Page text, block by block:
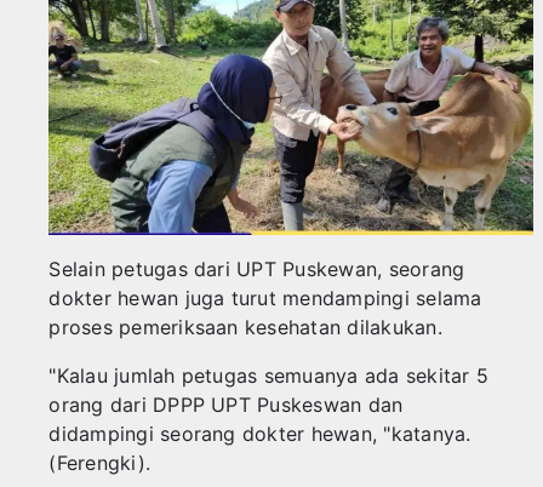
‎Selain petugas dari UPT Puskewan, seorang
dokter hewan juga turut mendampingi selama
proses pemeriksaan kesehatan dilakukan.
‎"Kalau jumlah petugas semuanya ada sekitar 5
orang dari DPPP UPT Puskeswan dan
didampingi seorang dokter hewan, "katanya.
(Ferengki).